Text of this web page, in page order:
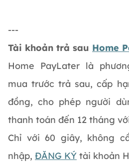
---
Tài khoản trả sau Home
Home PayLater là
mua trước trả sau, cấp
đồng, cho phép người
thanh toán đến 12 tháng
Chỉ với 60 giây, không
nhập, ĐĂNG KÝ tài khoản